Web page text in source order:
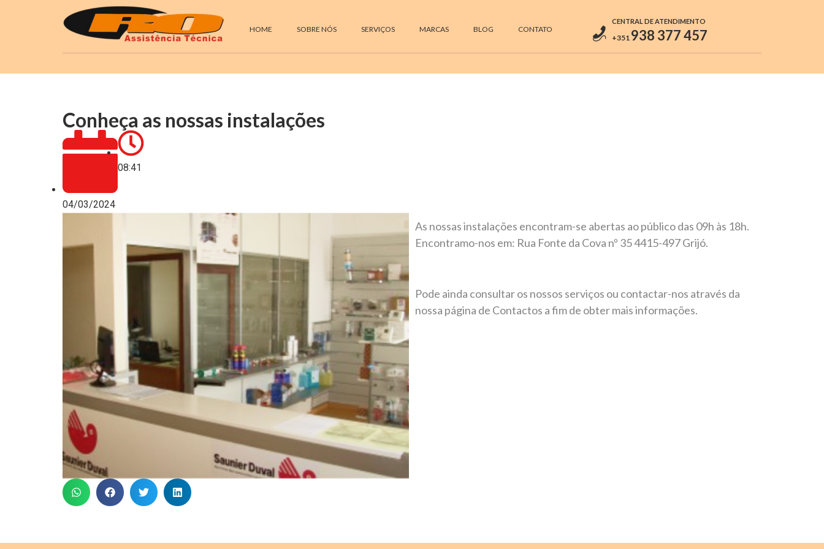
HOME SOBRE NÓS SERVIÇOS MARCAS BLOG CONTATO
CENTRAL DE ATENDIMENTO
+351 938 377 457
Conheça as nossas instalações
04/03/2024
08:41
As nossas instalações encontram-se abertas ao público das 09h às 18h.
Encontramo-nos em: Rua Fonte da Cova nº 35 4415-497 Grijó.
Pode ainda consultar os nossos serviços ou contactar-nos através da
nossa página de Contactos a fim de obter mais informações.